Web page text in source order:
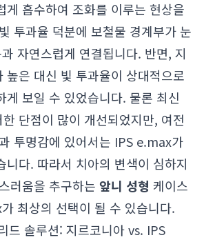
게 흡수하여 조화를 이루는 현상을
투과율 덕분에 보철물 경계부가 눈
자연스럽게 연결됩니다. 반면, 지
높은 대신 빛 투과율이 상대적으로
게 보일 수 있었습니다. 물론 최신
단점이 많이 개선되었지만, 여전
투명감에 있어서는 IPS e.max가
니다. 따라서 치아의 변색이 심하지
러움을 추구하는 앞니 성형 케이스
최상의 선택이 될 수 있습니다.
드 솔루션: 지르코니아 vs. IPS